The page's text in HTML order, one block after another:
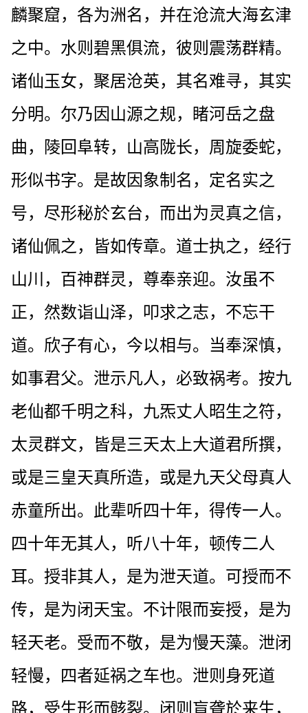
麟聚窟，各为洲名，并在沧流大海玄津
之中。水则碧黑俱流，彼则震荡群精。
诸仙玉女，聚居沧英，其名难寻，其实
分明。尔乃因山源之规，睹河岳之盘
曲，陵回阜转，山高陇长，周旋委蛇，
形似书字。是故因象制名，定名实之
号，尽形秘於玄台，而出为灵真之信，
诸仙佩之，皆如传章。道士执之，经行
山川，百神群灵，尊奉亲迎。汝虽不
正，然数诣山泽，叩求之志，不忘干
道。欣子有心，今以相与。当奉深慎，
如事君父。泄示凡人，必致祸考。按九
老仙都千明之科，九炁丈人昭生之符，
太灵群文，皆是三天太上大道君所撰，
或是三皇天真所造，或是九天父母真人
赤童所出。此辈听四十年，得传一人。
四十年无其人，听八十年，顿传二人
耳。授非其人，是为泄天道。可授而不
传，是为闭天宝。不计限而妄授，是为
轻天老。受而不敬，是为慢天藻。泄闭
轻慢，四者延祸之车也。泄则身死道
路，受生形而骸裂。闭则盲聋於来生，